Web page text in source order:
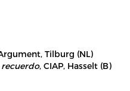
Tilburg (NL)
recuerdo, CIAP, Hasselt (B)